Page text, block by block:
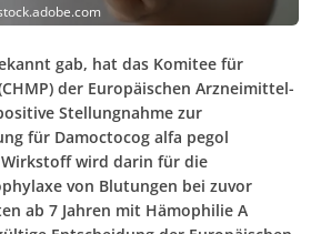
gab, hat das Komitee für
der Europäischen Arzneimittel-
Stellungnahme zur
für Damoctocog alfa pegol
wird darin für die
von Blutungen bei zuvor
ab 7 Jahren mit Hämophilie A